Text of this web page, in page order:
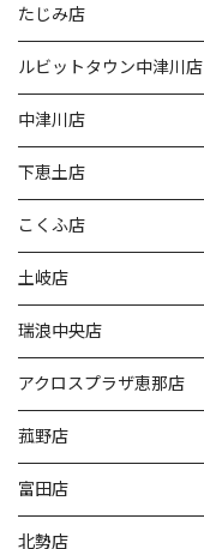
たじみ店
ルビットタウン中津川店
中津川店
下恵土店
こくふ店
土岐店
瑞浪中央店
アクロスプラザ恵那店
菰野店
富田店
北勢店